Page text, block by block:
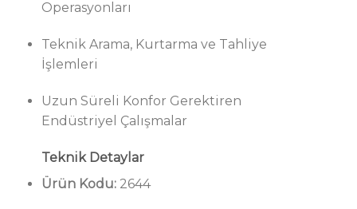
Operasyonları
Teknik Arama, Kurtarma ve Tahliye
İşlemleri
Uzun Süreli Konfor Gerektiren
Endüstriyel Çalışmalar
Teknik Detaylar
Ürün Kodu:2644